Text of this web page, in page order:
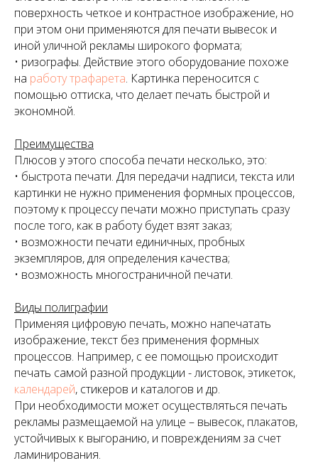
поверхность четкое и контрастное изображение, но
при этом они применяются для печати вывесок и
иной уличной рекламы широкого формата;
• ризографы. Действие этого оборудование похоже
на работу трафарета. Картинка переносится с
помощью оттиска, что делает печать быстрой и
экономной.
Преимущества
Плюсов у этого способа печати несколько, это:
• быстрота печати. Для передачи надписи, текста или
картинки не нужно применения формных процессов,
поэтому к процессу печати можно приступать сразу
после того, как в работу будет взят заказ;
• возможности печати единичных, пробных
экземпляров, для определения качества;
• возможность многостраничной печати.
Виды полиграфии
Применяя цифровую печать, можно напечатать
изображение, текст без применения формных
процессов. Например, с ее помощью происходит
печать самой разной продукции - листовок, этикеток,
календарей, стикеров и каталогов и др.
При необходимости может осуществляться печать
рекламы размещаемой на улице – вывесок, плакатов,
устойчивых к выгоранию, и повреждениям за счет
ламинирования.